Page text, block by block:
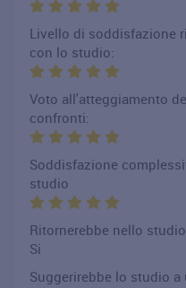
Livello di soddisfazione
con lo studio:
Voto all'atteggiamento
confronti:
Soddisfazione
studio
Ritornerebbe nello
Si
Suggerirebbe lo studio